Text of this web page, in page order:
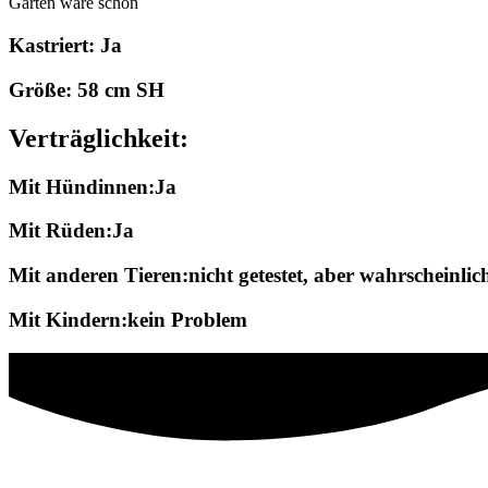
Kastriert: Ja
Größe: 58 cm SH
Verträglichkeit:
Mit Hündinnen:Ja
Mit Rüden:Ja
Mit anderen Tieren:nicht getestet, aber
Mit Kindern:kein Problem